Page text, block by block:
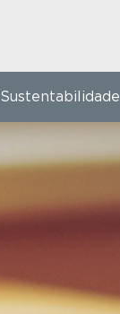
Sustentabilidade